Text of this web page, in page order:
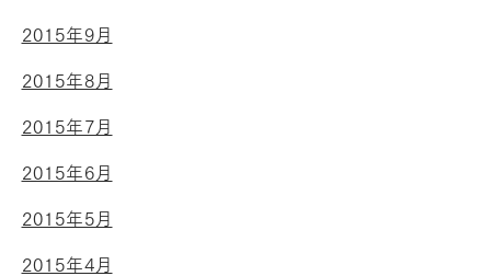
2015年9月
2015年8月
2015年7月
2015年6月
2015年5月
2015年4月